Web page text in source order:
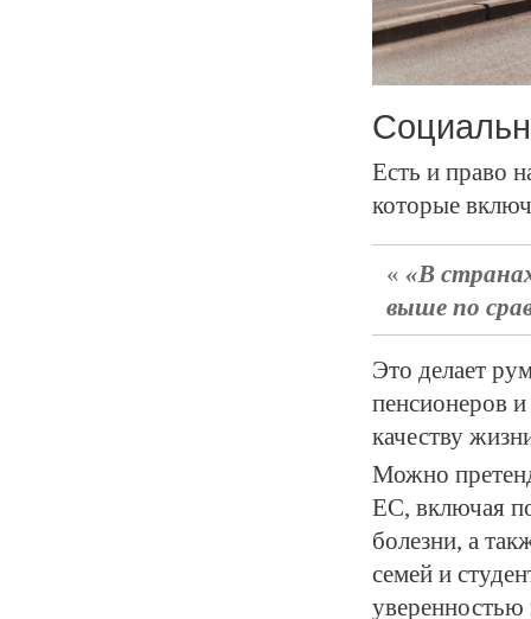
Есть и право
которые
В
выше по
Это делает
пенсионеров
качеству
Можно
ЕС, включая
болезни, а
семей и
уверенностью